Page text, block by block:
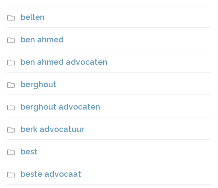
bellen
ben ahmed
ben ahmed advocaten
berghout
berghout advocaten
berk advocatuur
best
beste advocaat